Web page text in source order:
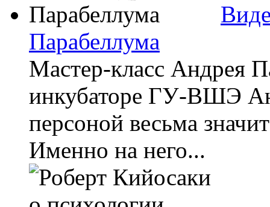
Парабеллума
Мастер-класс Андрея
инкубаторе ГУ-ВШЭ
персоной весьма
Именно на него...